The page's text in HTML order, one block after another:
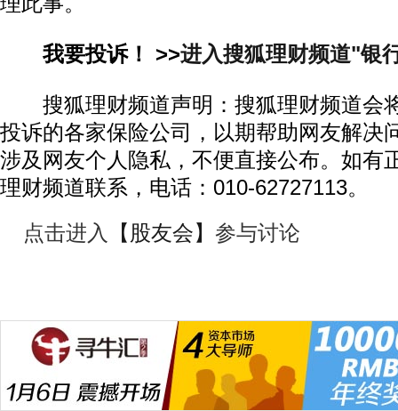
我要投诉！ >>进入搜狐理财频道"银
搜狐理财频道声明：搜狐理财频道会
投诉的各家保险公司，以期帮助网友解决
涉及网友个人隐私，不便直接公布。如有
理财频道联系，电话：010-62727113。
点击进入
【股友会】 参与讨论